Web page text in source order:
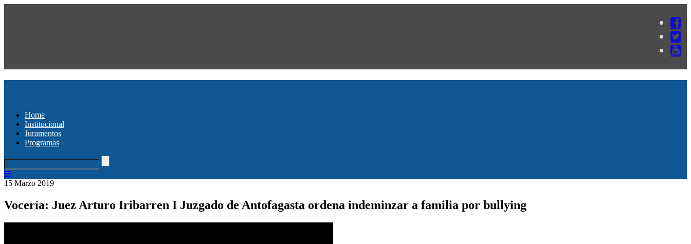
Home
Institucional
Juramentos
Programas
15 Marzo 2019
Vocería: Juez Arturo Iribarren I Juzgado de Antofagasta ordena indeminzar a familia por bullying